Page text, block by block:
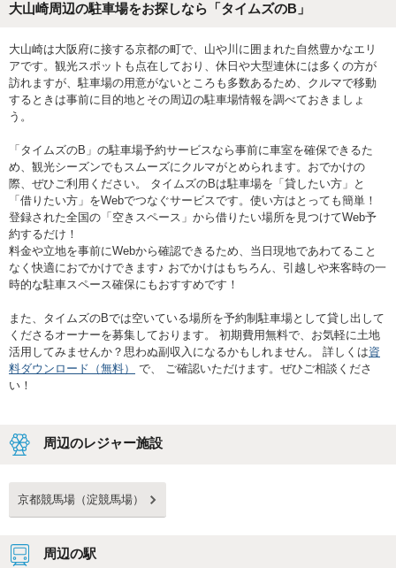
大山崎周辺の駐車場をお探しなら「タイムズのB」
大山崎は大阪府に接する京都の町で、山や川に囲まれた自然豊かなエリ
アです。観光スポットも点在しており、休日や大型連休には多くの方が
訪れますが、駐車場の用意がないところも多数あるため、クルマで移動
するときは事前に目的地とその周辺の駐車場情報を調べておきましょ
う。
「タイムズのB」の駐車場予約サービスなら事前に車室を確保できるた
め、観光シーズンでもスムーズにクルマがとめられます。おでかけの
際、ぜひご利用ください。 タイムズのBは駐車場を「貸したい方」と
「借りたい方」をWebでつなぐサービスです。使い方はとっても簡単！
登録された全国の「空きスペース」から借りたい場所を見つけてWeb予
約するだけ！
料金や立地を事前にWebから確認できるため、当日現地であわてること
なく快適におでかけできます♪ おでかけはもちろん、引越しや来客時の一
時的な駐車スペース確保にもおすすめです！
また、タイムズのBでは空いている場所を予約制駐車場として貸し出して
くださるオーナーを募集しております。 初期費用無料で、お気軽に土地
活用してみませんか？思わぬ副収入になるかもしれません。 詳しくは資
料ダウンロード（無料）
で、 ご確認いただけます。ぜひご相談くださ
い！
周辺のレジャー施設
京都競馬場（淀競馬場）
周辺の駅